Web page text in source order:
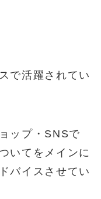
で活躍されてい
ップ・SNSで
いてをメインに
バイスさせてい